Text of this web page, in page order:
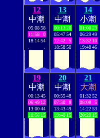
12
中潮
05:08 58
11:58
0
18:14 54
13
中潮
00:13 20
05:47 54
12:42
5
18:58 50
14
小潮
01:00 23
06:29 49
13:32 10
19:48 46
19
中潮
00:13 45
06:49 12
13:00 44
18:56 15
20
中潮
00:55 48
07:30
8
13:43 49
19:40 15
21
大潮
01:32 52
08:08
5
14:22 53
20:20 15